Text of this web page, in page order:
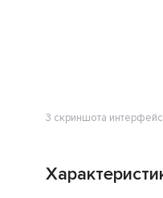
3 скриншота